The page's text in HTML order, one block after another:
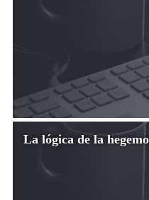
La lógica de la